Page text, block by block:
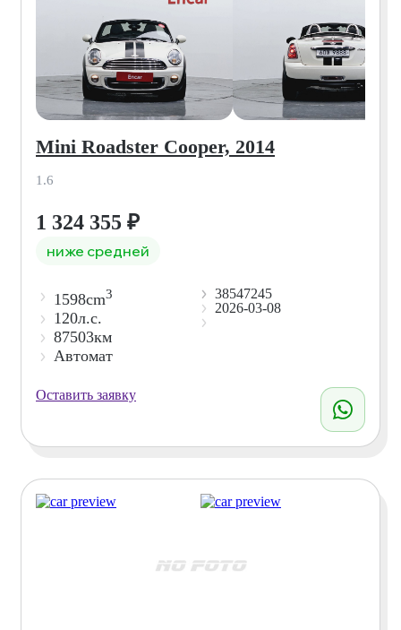
Mini Roadster Cooper, 2014
1.6
1 324 355 ₽
ниже средней
1598cm3
120л.с.
87503км
Автомат
38547245
2026-03-08
Оставить заявку